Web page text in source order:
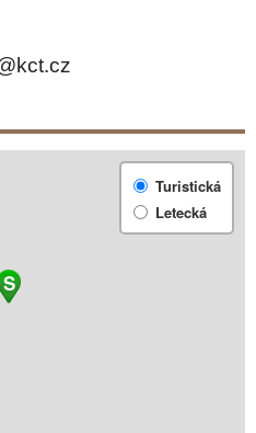
S
Turistická
Letecká